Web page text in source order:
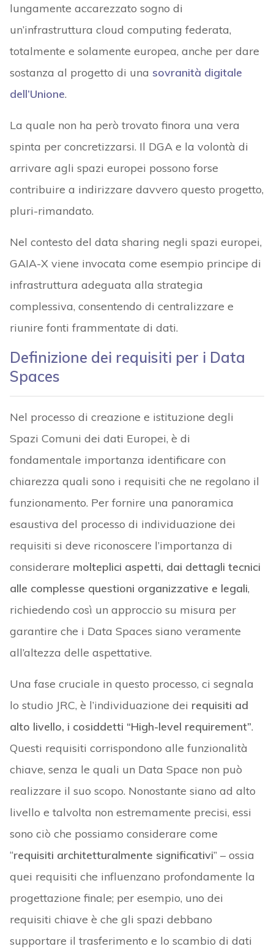
lungamente accarezzato sogno di
un’infrastruttura cloud computing federata,
totalmente e solamente europea, anche per dare
sostanza al progetto di una sovranità digitale
dell’Unione.
La quale non ha però trovato finora una vera
spinta per concretizzarsi. Il DGA e la volontà di
arrivare agli spazi europei possono forse
contribuire a indirizzare davvero questo progetto,
pluri-rimandato.
Nel contesto del data sharing negli spazi europei,
GAIA-X viene invocata come esempio principe di
infrastruttura adeguata alla strategia
complessiva, consentendo di centralizzare e
riunire fonti frammentate di dati.
Definizione dei requisiti per i Data
Spaces
Nel processo di creazione e istituzione degli
Spazi Comuni dei dati Europei, è di
fondamentale importanza identificare con
chiarezza quali sono i requisiti che ne regolano il
funzionamento. Per fornire una panoramica
esaustiva del processo di individuazione dei
requisiti si deve riconoscere l’importanza di
considerare molteplici aspetti, dai dettagli tecnici
alle complesse questioni organizzative e legali,
richiedendo così un approccio su misura per
garantire che i Data Spaces siano veramente
all’altezza delle aspettative.
Una fase cruciale in questo processo, ci segnala
lo studio JRC, è l’individuazione dei requisiti ad
alto livello, i cosiddetti “High-level requirement”.
Questi requisiti corrispondono alle funzionalità
chiave, senza le quali un Data Space non può
realizzare il suo scopo. Nonostante siano ad alto
livello e talvolta non estremamente precisi, essi
sono ciò che possiamo considerare come
“requisiti architetturalmente significativi” – ossia
quei requisiti che influenzano profondamente la
progettazione finale; per esempio, uno dei
requisiti chiave è che gli spazi debbano
supportare il trasferimento e lo scambio di dati